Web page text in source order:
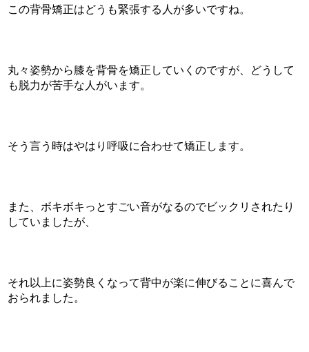
この背骨矯正はどうも緊張する人が多いですね。
丸々姿勢から膝を背骨を矯正していくのですが、どうして
も脱力が苦手な人がいます。
そう言う時はやはり呼吸に合わせて矯正します。
また、ボキボキっとすごい音がなるのでビックリされたり
していましたが、
それ以上に姿勢良くなって背中が楽に伸びることに喜んで
おられました。